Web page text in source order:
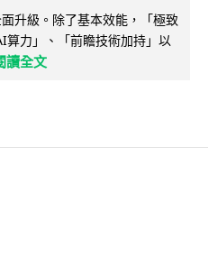
升級。除了基本效能，「極致
力」、「前瞻技術加持」以
讀全文